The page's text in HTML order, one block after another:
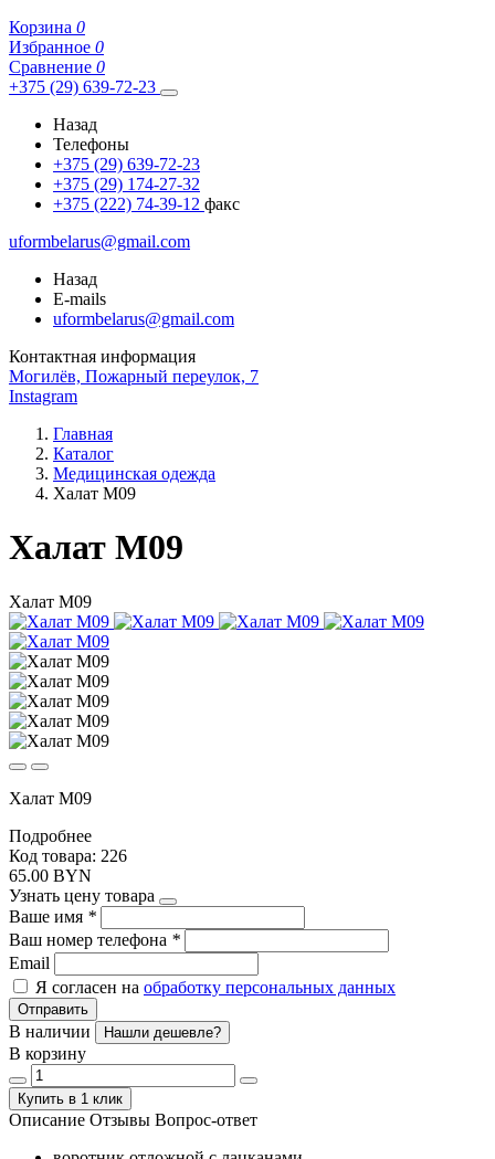
Корзина 0
Избранное 0
Сравнение 0
+375 (29) 639-72-23
Назад
Телефоны
+375 (29) 639-72-23
+375 (29) 174-27-32
+375 (222) 74-39-12 факс
uformbelarus@gmail.com
Назад
E-mails
uformbelarus@gmail.com
Контактная информация
Могилёв, Пожарный переулок, 7
Instagram
Главная
Каталог
Медицинская одежда
Халат М09
Халат М09
Халат М09
Халат М09
Подробнее
Код товара: 226
65.00 BYN
Узнать цену товара
Ваше имя *
Ваш номер телефона *
Email
Я согласен на обработку персональных данных
Отправить
В наличии Нашли дешевле?
В корзину
Купить в 1 клик
Описание Отзывы Вопрос-ответ